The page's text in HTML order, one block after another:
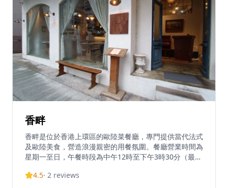
香畔
香畔是位於香港上環區的歐陸菜餐廳，專門提供當代法式
及歐陸美食，營造浪漫親密的用餐氛圍。餐廳營業時間為
星期一至日，午餐時段為中午12時至下午3時30分（最後
時30分（最後點餐時間晚上9時30分）。餐廳提供晚餐套
4.5· 2 reviews